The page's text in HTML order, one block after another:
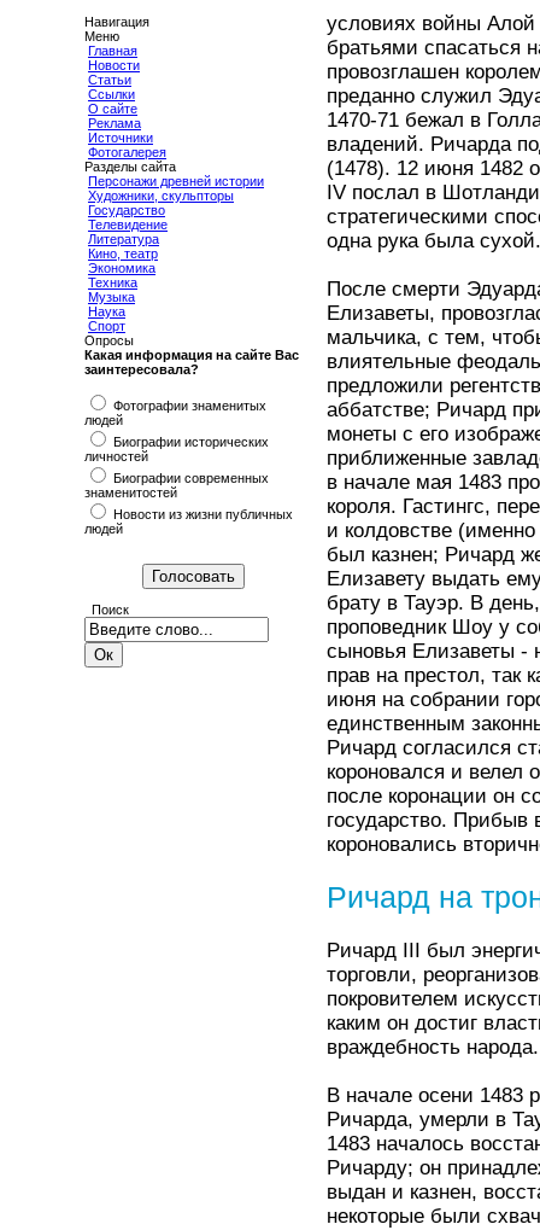
Навигация
Меню
Главная
Новости
Статьи
Ссылки
О сайте
Реклама
Источники
Фотогалерея
Разделы сайта
Персонажи древней истории
Художники, скульпторы
Государство
Телевидение
Литература
Кино, театр
Экономика
Техника
Музыка
Наука
Спорт
Опросы
Какая информация на сайте Вас
заинтересовала?
Фотографии знаменитых
людей
Биографии исторических
личностей
Биографии современных
знаменитостей
Новости из жизни публичных
людей
Поиск
условиях войны
братьями спасаться
провозглашен
преданно служил
1470-71 бежал в
владений. Ричарда
(1478). 12 июня 1482
IV послал в
стратегическими
одна рука была сухой.
После смерти
Елизаветы,
мальчика, с тем,
влиятельные
предложили
аббатстве; Ричард
монеты с его
приближенные
в начале мая 1483
короля. Гастингс,
и колдовстве
был казнен; Ричард
Елизавету выдать
брату в Тауэр. В
проповедник Шоу у
сыновья Елизаветы -
прав на престол, так
июня на собрании
единственным
Ричард согласился
короновался и велел
после коронации он
государство. Прибыв
короновались
Ричард на
Ричард III был
торговли,
покровителем
каким он достиг
враждебность народа.
В начале осени 1483
Ричарда, умерли в
1483 началось
Ричарду; он
выдан и казнен,
некоторые были